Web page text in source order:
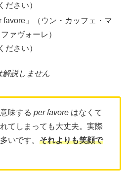
ださい）
favore」（ウン・カッフェ・マ
ァヴォーレ）
ださい）
説しません
味する per favore はなくて
てしまっても大丈夫。実際
いです。 それよりも笑顔で